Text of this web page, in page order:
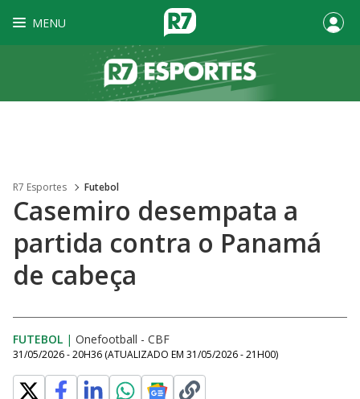
MENU
R7 Esportes Futebol
Casemiro desempata a
partida contra o Panamá
de cabeça
FUTEBOL | Onefootball - CBF
31/05/2026 - 20H36 (ATUALIZADO EM 31/05/2026 - 21H00)